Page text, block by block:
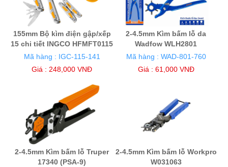
155mm Bộ kìm điện gập/xếp
15 chi tiết INGCO HFMFT0115
Mã hàng : IGC-115-141
Giá : 248,000 VNĐ
2-4.5mm Kìm bấm lỗ da
Wadfow WLH2801
Mã hàng : WAD-801-760
Giá : 61,000 VNĐ
2-4.5mm Kìm bấm lỗ Truper
17340 (PSA-9)
2-4.5mm Kìm bấm lỗ Workpro
W031063